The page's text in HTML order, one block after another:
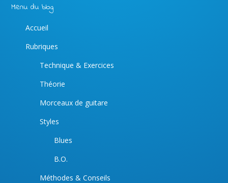
Menu du blog
Accueil
Rubriques
Technique & Exercices
Théorie
Morceaux de guitare
Styles
Blues
B.O.
Méthodes & Conseils